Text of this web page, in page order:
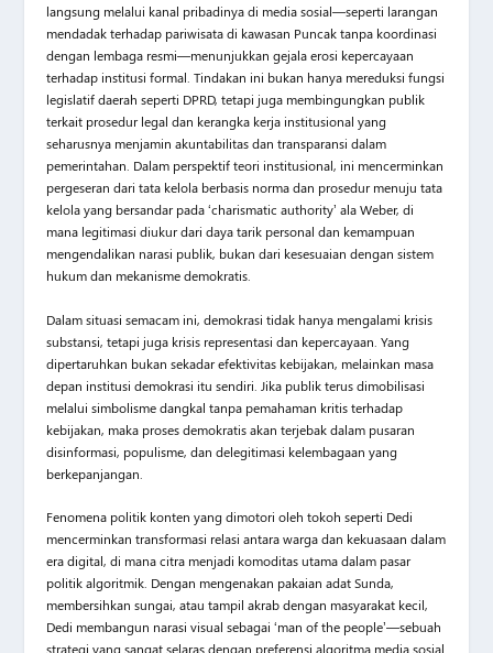
langsung melalui kanal pribadinya di media sosial—seperti larangan
mendadak terhadap pariwisata di kawasan Puncak tanpa koordinasi
dengan lembaga resmi—menunjukkan gejala erosi kepercayaan
terhadap institusi formal. Tindakan ini bukan hanya mereduksi fungsi
legislatif daerah seperti DPRD, tetapi juga membingungkan publik
terkait prosedur legal dan kerangka kerja institusional yang
seharusnya menjamin akuntabilitas dan transparansi dalam
pemerintahan. Dalam perspektif teori institusional, ini mencerminkan
pergeseran dari tata kelola berbasis norma dan prosedur menuju tata
kelola yang bersandar pada ‘charismatic authority’ ala Weber, di
mana legitimasi diukur dari daya tarik personal dan kemampuan
mengendalikan narasi publik, bukan dari kesesuaian dengan sistem
hukum dan mekanisme demokratis.
Dalam situasi semacam ini, demokrasi tidak hanya mengalami krisis
substansi, tetapi juga krisis representasi dan kepercayaan. Yang
dipertaruhkan bukan sekadar efektivitas kebijakan, melainkan masa
depan institusi demokrasi itu sendiri. Jika publik terus dimobilisasi
melalui simbolisme dangkal tanpa pemahaman kritis terhadap
kebijakan, maka proses demokratis akan terjebak dalam pusaran
disinformasi, populisme, dan delegitimasi kelembagaan yang
berkepanjangan.
Fenomena politik konten yang dimotori oleh tokoh seperti Dedi
mencerminkan transformasi relasi antara warga dan kekuasaan dalam
era digital, di mana citra menjadi komoditas utama dalam pasar
politik algoritmik. Dengan mengenakan pakaian adat Sunda,
membersihkan sungai, atau tampil akrab dengan masyarakat kecil,
Dedi membangun narasi visual sebagai ‘man of the people’—sebuah
strategi yang sangat selaras dengan preferensi algoritma media sosial